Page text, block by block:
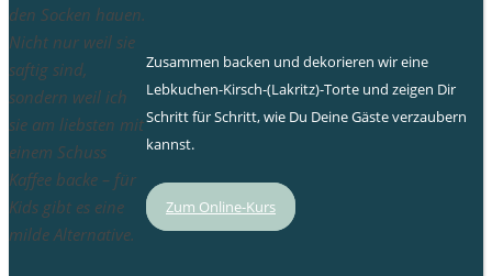
den Socken hauen.
Nicht nur weil sie
saftig sind,
sondern weil ich
sie am liebsten mit
einem Schuss
Kaffee backe – für
Kids gibt es eine
milde Alternative.
Zusammen backen und dekorieren wir eine
Lebkuchen-Kirsch-(Lakritz)-Torte und zeigen Dir
Schritt für Schritt, wie Du Deine Gäste verzaubern
kannst.
Zum Online-Kurs